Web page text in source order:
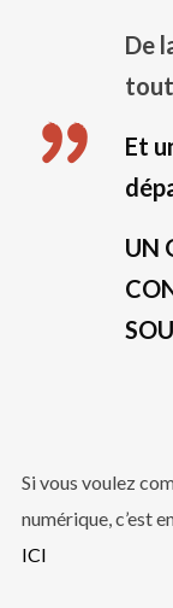
De
Et
UN
Si vous voulez
numérique, c’est
ICI